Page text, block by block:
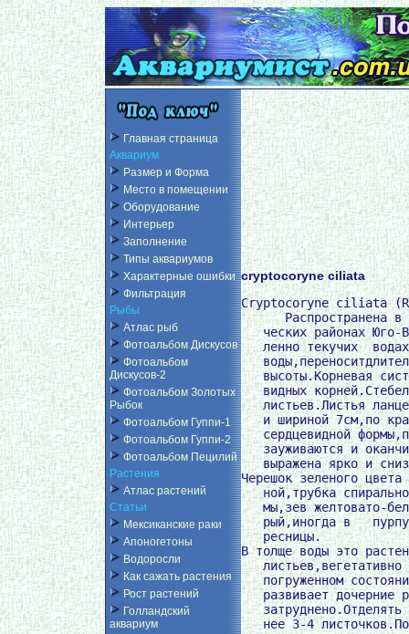
Главная страница
Аквариум
Размер и Форма
Место в помещении
Оборудование
Интерьер
Заполнение
Типы аквариумов
Характерные ошибки
Фильтрация
Рыбы
Атлас рыб
Фотоальбом Дискусов
Фотоальбом
Дискусов-2
Фотоальбом Золотых
Рыбок
Фотоальбом Гуппи-1
Фотоальбом Гуппи-2
Фотоальбом Пецилий
Растения
Атлас растений
Статьи
Мексиканские раки
Апоногетоны
Водоросли
Как сажать растения
Рост растений
Голландский
аквариум
cryptocoryne ciliata
Cryptocoryne ciliata
Распространена в
ческих районах Юго-
ленно текучих
высоты.Корневая
видных
листьев.Листья
и шириной 7см,по
сердцевидной
зауживаются и
выражена ярко и
Черешок зеленого
ной,трубка
мы,зев желтовато-
рый,иногда в
   ресницы.
В толще воды это
листьев,вегетативно
погруженном
развивает дочерние
затруднено.Отделять
нее 3-4